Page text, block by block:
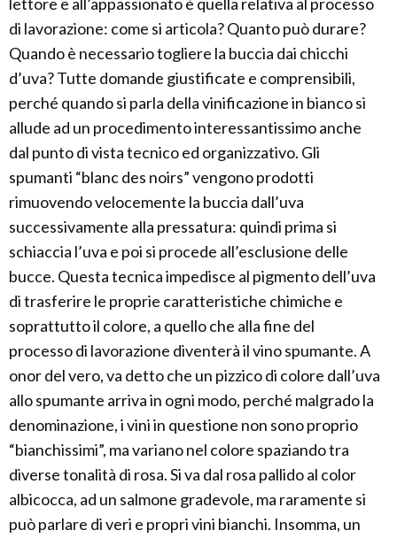
di lavorazione: come si articola? Quanto può durare?
Quando è necessario togliere la buccia dai chicchi
d’uva? Tutte domande giustificate e comprensibili,
perché quando si parla della vinificazione in bianco si
allude ad un procedimento interessantissimo anche
dal punto di vista tecnico ed organizzativo. Gli
spumanti “blanc des noirs” vengono prodotti
rimuovendo velocemente la buccia dall’uva
successivamente alla pressatura: quindi prima si
schiaccia l’uva e poi si procede all’esclusione delle
bucce. Questa tecnica impedisce al pigmento dell’uva
di trasferire le proprie caratteristiche chimiche e
soprattutto il colore, a quello che alla fine del
processo di lavorazione diventerà il vino spumante. A
onor del vero, va detto che un pizzico di colore dall’uva
allo spumante arriva in ogni modo, perché malgrado la
denominazione, i vini in questione non sono proprio
“bianchissimi”, ma variano nel colore spaziando tra
diverse tonalità di rosa. Si va dal rosa pallido al color
albicocca, ad un salmone gradevole, ma raramente si
può parlare di veri e propri vini bianchi. Insomma, un